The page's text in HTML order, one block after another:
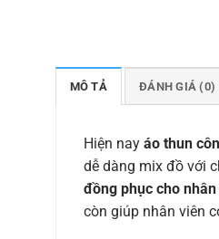
MÔ TẢ ĐÁNH GIÁ (0)
Hiện nay áo thun
dễ dàng mix đồ với
đồng phục cho
còn giúp nhân viên